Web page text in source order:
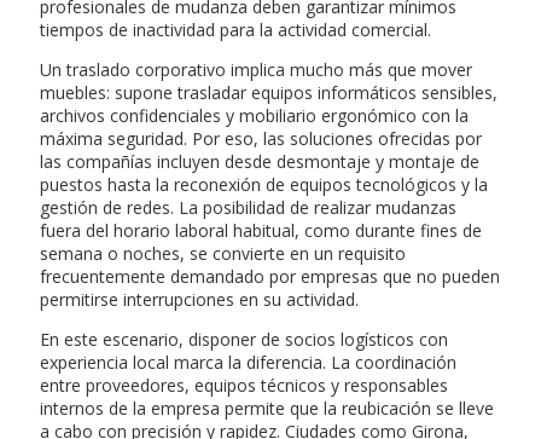
profesionales de mudanza deben garantizar mínimos
tiempos de inactividad para la actividad comercial.
Un traslado corporativo implica mucho más que mover
muebles: supone trasladar equipos informáticos sensibles,
archivos confidenciales y mobiliario ergonómico con la
máxima seguridad. Por eso, las soluciones ofrecidas por
las compañías incluyen desde desmontaje y montaje de
puestos hasta la reconexión de equipos tecnológicos y la
gestión de redes. La posibilidad de realizar mudanzas
fuera del horario laboral habitual, como durante fines de
semana o noches, se convierte en un requisito
frecuentemente demandado por empresas que no pueden
permitirse interrupciones en su actividad.
En este escenario, disponer de socios logísticos con
experiencia local marca la diferencia. La coordinación
entre proveedores, equipos técnicos y responsables
internos de la empresa permite que la reubicación se lleve
a cabo con precisión y rapidez. Ciudades como Girona,